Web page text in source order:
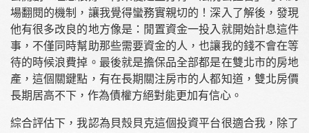
場翻閱的機制，讓我覺得蠻務實親切的！深入了解後，發現
他有很多改良的地方像是：閒置資金一投入就開始計息這件
事，不僅同時幫助那些需要資金的人，也讓我的錢不會在等
待的時候浪費掉。最後就是擔保品全部都是在雙北市的房地
產，這個關鍵點，有在長期關注房市的人都知道，雙北房價
長期居高不下，作為債權方絕對能更加有信心。
綜合評估下，我認為貝殼貝克這個投資平台很適合我，除了